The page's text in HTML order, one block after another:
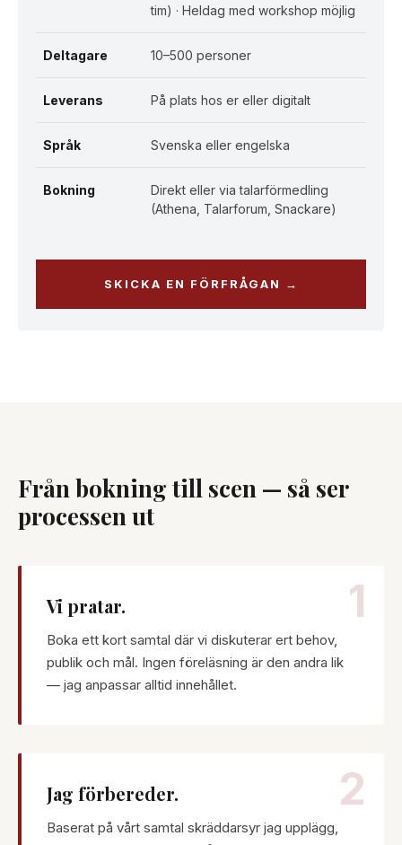
tim) · Heldag med workshop möjlig
Deltagare 10–500 personer
Leverans På plats hos er eller digitalt
Språk Svenska eller engelska
Bokning
Direkt eller via talarförmedling
(Athena, Talarforum, Snackare)
SKICKA EN FÖRFRÅGAN →
Från bokning till scen — så ser
processen ut
1
Vi pratar.
Boka ett kort samtal där vi diskuterar ert behov,
publik och mål. Ingen föreläsning är den andra lik
— jag anpassar alltid innehållet.
2
Jag förbereder.
Baserat på vårt samtal skräddarsyr jag upplägg,